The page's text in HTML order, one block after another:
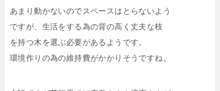
あまり動かないのでスペースはとらないよう
ですが、生活をする為の背の高く丈夫な枝
を持つ木を選ぶ必要があるようです。
環境作りの為の維持費がかかりそうですね。